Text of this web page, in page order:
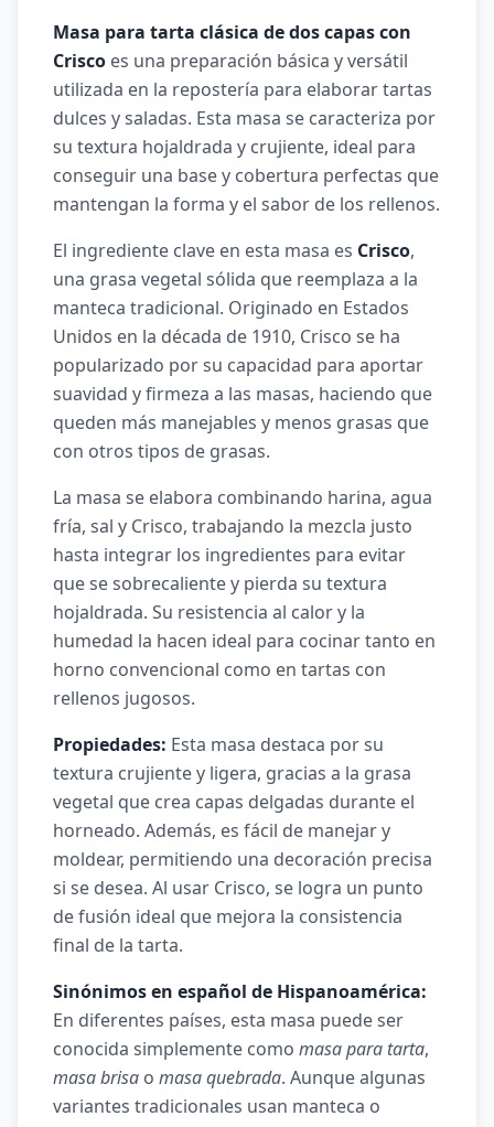
Masa para tarta clásica de dos capas con
Crisco es una preparación básica y versátil
utilizada en la repostería para elaborar tartas
dulces y saladas. Esta masa se caracteriza por
su textura hojaldrada y crujiente, ideal para
conseguir una base y cobertura perfectas que
mantengan la forma y el sabor de los rellenos.
El ingrediente clave en esta masa es Crisco,
una grasa vegetal sólida que reemplaza a la
manteca tradicional. Originado en Estados
Unidos en la década de 1910, Crisco se ha
popularizado por su capacidad para aportar
suavidad y firmeza a las masas, haciendo que
queden más manejables y menos grasas que
con otros tipos de grasas.
La masa se elabora combinando harina, agua
fría, sal y Crisco, trabajando la mezcla justo
hasta integrar los ingredientes para evitar
que se sobrecaliente y pierda su textura
hojaldrada. Su resistencia al calor y la
humedad la hacen ideal para cocinar tanto en
horno convencional como en tartas con
rellenos jugosos.
Propiedades: Esta masa destaca por su
textura crujiente y ligera, gracias a la grasa
vegetal que crea capas delgadas durante el
horneado. Además, es fácil de manejar y
moldear, permitiendo una decoración precisa
si se desea. Al usar Crisco, se logra un punto
de fusión ideal que mejora la consistencia
final de la tarta.
Sinónimos en español de Hispanoamérica:
En diferentes países, esta masa puede ser
conocida simplemente como masa para tarta,
masa brisa o masa quebrada. Aunque algunas
variantes tradicionales usan manteca o